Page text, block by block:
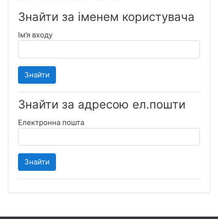
Знайти за іменем користувача
Ім’я входу
Знайти за адресою ел.пошти
Електронна пошта